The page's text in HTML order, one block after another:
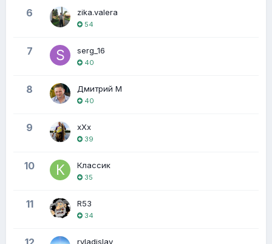
6 zika.valera
54
7 serg_16
40
8 Дмитрий М
40
9 хХх
39
10 Классик
35
11 R53
34
rvladislav